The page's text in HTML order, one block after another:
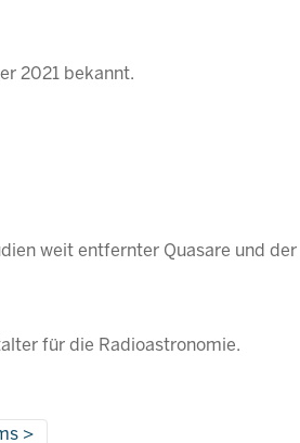
2021 bekannt.
weit entfernter Quasare und
für die Radioastronomie.